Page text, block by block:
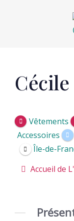
content
Vêtements
Accessoires
Île-de-
Accueil de
Post